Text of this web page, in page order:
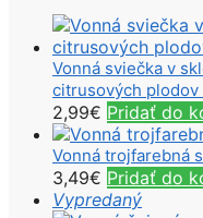
Vonná sviečka v
citrusových plodov
2,99€ Pridať do
Vonná trojfarebná
3,49€ Pridať do
Vypredaný